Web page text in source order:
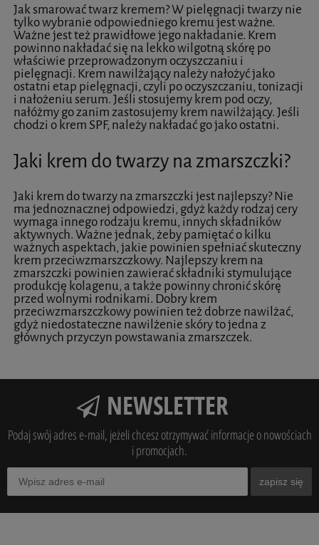
Jak smarować twarz kremem? W pielęgnacji twarzy nie
tylko wybranie odpowiedniego kremu jest ważne.
Ważne jest też prawidłowe jego nakładanie. Krem
powinno nakładać się na lekko wilgotną skórę po
właściwie przeprowadzonym oczyszczaniu i
pielęgnacji. Krem nawilżający należy nałożyć jako
ostatni etap pielęgnacji, czyli po oczyszczaniu, tonizacji
i nałożeniu serum. Jeśli stosujemy krem pod oczy,
nałóżmy go zanim zastosujemy krem nawilżający. Jeśli
chodzi o krem SPF, należy nakładać go jako ostatni.
Jaki krem do twarzy na zmarszczki?
Jaki krem do twarzy na zmarszczki jest najlepszy? Nie
ma jednoznacznej odpowiedzi, gdyż każdy rodzaj cery
wymaga innego rodzaju kremu, innych składników
aktywnych. Ważne jednak, żeby pamiętać o kilku
ważnych aspektach, jakie powinien spełniać skuteczny
krem przeciwzmarszczkowy. Najlepszy krem na
zmarszczki powinien zawierać składniki stymulujące
produkcję kolagenu, a także powinny chronić skórę
przed wolnymi rodnikami. Dobry krem
przeciwzmarszczkowy powinien też dobrze nawilżać,
gdyż niedostateczne nawilżenie skóry to jedna z
głównych przyczyn powstawania zmarszczek.
NEWSLETTER
Podaj swój adres e-mail, jeżeli chcesz otrzymywać informacje o nowościach
i promocjach.
zapisz się